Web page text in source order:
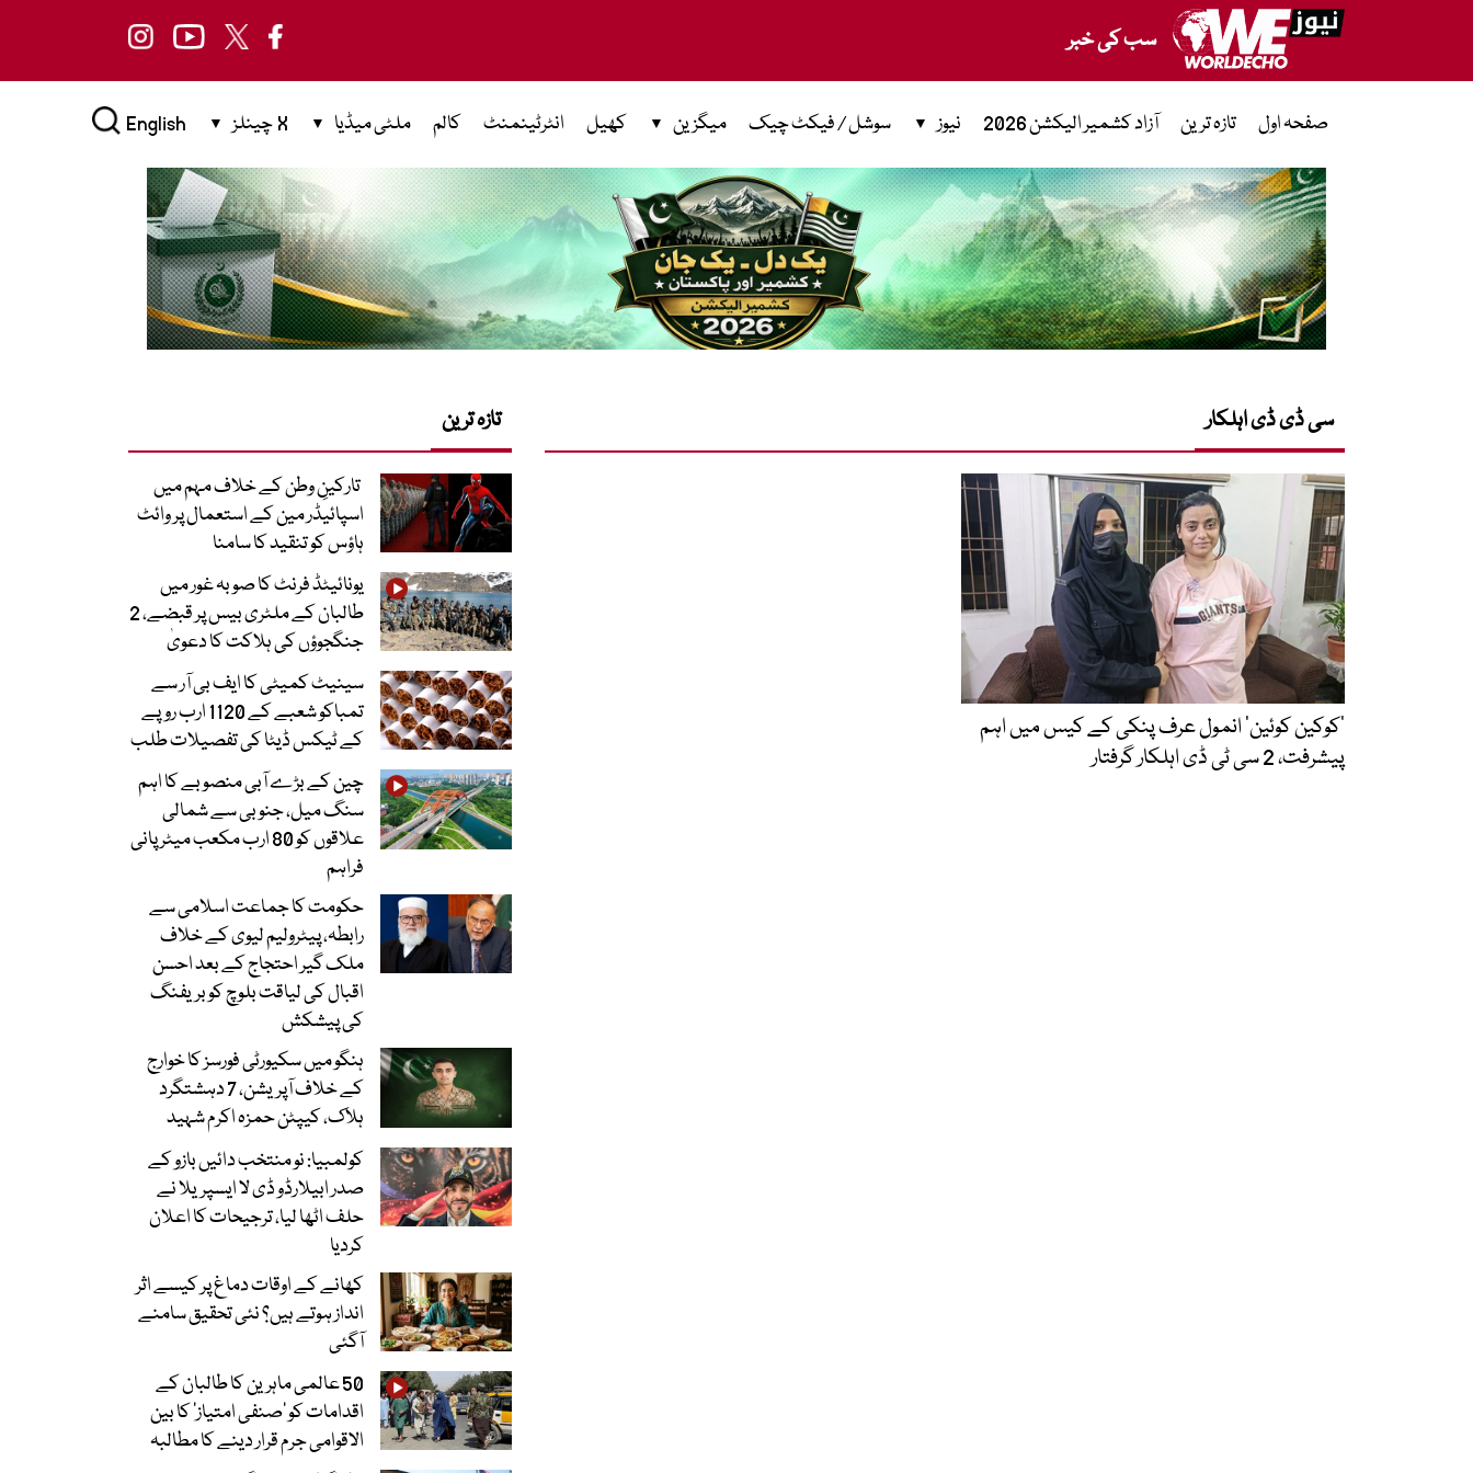
سب کی خبر
صفحہ اول تازہ ترین آزاد کشمیر الیکشن 2026 نیوز سوشل / فیکٹ چیک میگزین کھیل انٹرٹینمنٹ کالم ملٹی میڈیا X چینلز English
سی ڈی ڈی اہلکار
’کوکین کوئین‘ انمول عرف پنکی کے کیس میں اہم
پیشرفت، 2 سی ٹی ڈی اہلکار گرفتار
تازہ ترین
تارکینِ وطن کے خلاف مہم میں
اسپائیڈر مین کے استعمال پر وائٹ
ہاؤس کو تنقید کا سامنا
یونائیٹڈ فرنٹ کا صوبہ غور میں
طالبان کے ملٹری بیس پر قبضے، 2
جنگجوؤں کی ہلاکت کا دعویٰ
سینیٹ کمیٹی کا ایف بی آر سے
تمباکو شعبے کے 1120 ارب روپے
کے ٹیکس ڈیٹا کی تفصیلات طلب
چین کے بڑے آبی منصوبے کا اہم
سنگ میل، جنوبی سے شمالی
علاقوں کو 80 ارب مکعب میٹر پانی
فراہم
حکومت کا جماعت اسلامی سے
رابطہ، پیٹرولیم لیوی کے خلاف
ملک گیر احتجاج کے بعد احسن
اقبال کی لیاقت بلوچ کو بریفنگ
کی پیشکش
ہنگو میں سکیورٹی فورسز کا خوارج
کے خلاف آپریشن، 7 دہشتگرد
ہلاک، کیپٹن حمزہ اکرم شہید
کولمبیا: نو منتخب دائیں بازو کے
صدر ابیلارڈو ڈی لا ایسپریلا نے
حلف اٹھا لیا، ترجیحات کا اعلان
کردیا
کھانے کے اوقات دماغ پر کیسے اثر
انداز ہوتے ہیں؟ نئی تحقیق سامنے
آگئی
50 عالمی ماہرین کا طالبان کے
اقدامات کو ’صنفی امتیاز‘ کا بین
الاقوامی جرم قرار دینے کا مطالبہ